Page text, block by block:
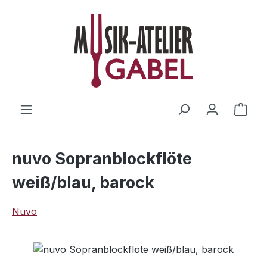
Zum Hauptinhalt springen
nuvo Sopranblockflöte
weiß/blau, barock
Nuvo
Bildergalerie überspringen